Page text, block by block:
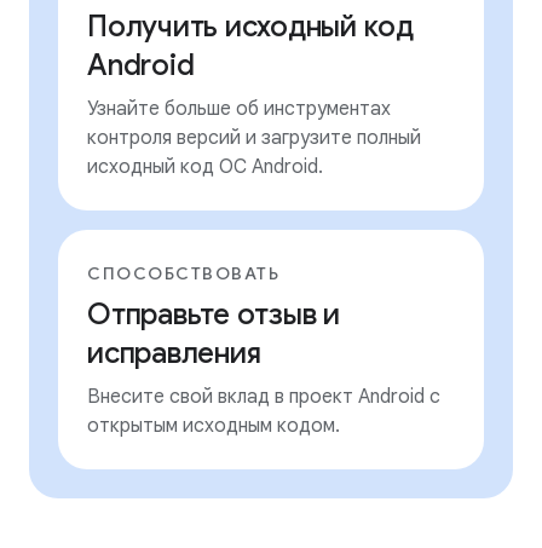
Получить исходный код
Android
Узнайте больше об инструментах
контроля версий и загрузите полный
исходный код ОС Android.
СПОСОБСТВОВАТЬ
Отправьте отзыв и
исправления
Внесите свой вклад в проект Android с
открытым исходным кодом.